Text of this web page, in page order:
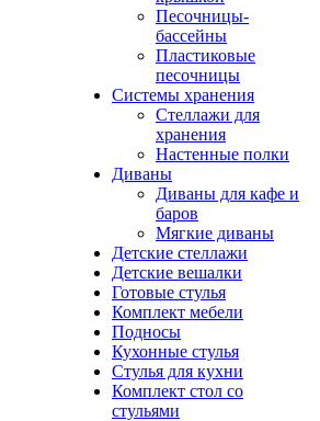
Песочницы-
бассейны
Пластиковые
песочницы
Системы хранения
Стеллажи для
хранения
Настенные полки
Диваны
Диваны для кафе и
баров
Мягкие диваны
Детские стеллажи
Детские вешалки
Готовые стулья
Комплект мебели
Подносы
Кухонные стулья
Стулья для кухни
Комплект стол со
стульями